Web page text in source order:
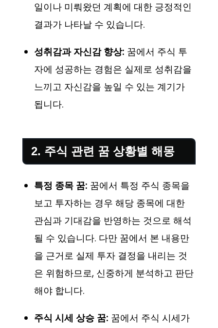
일이나 미뤄왔던 계획에 대한 긍정적인
결과가 나타날 수 있습니다.
성취감과 자신감 향상: 꿈에서 주식 투
자에 성공하는 경험은 실제로 성취감을
느끼고 자신감을 높일 수 있는 계기가
됩니다.
2. 주식 관련 꿈 상황별 해몽
특정 종목 꿈: 꿈에서 특정 주식 종목을
보고 투자하는 경우 해당 종목에 대한
관심과 기대감을 반영하는 것으로 해석
될 수 있습니다. 다만 꿈에서 본 내용만
을 근거로 실제 투자 결정을 내리는 것
은 위험하므로, 신중하게 분석하고 판단
해야 합니다.
주식 시세 상승 꿈: 꿈에서 주식 시세가